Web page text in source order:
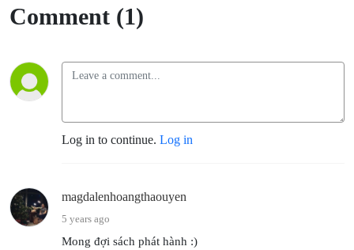
Comment (1)
Log in to continue. Log in
magdalenhoangthaouyen
5 years ago
Mong đợi sách phát hành :)